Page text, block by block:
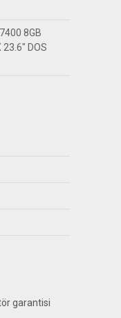
8GB
DOS
garantisi